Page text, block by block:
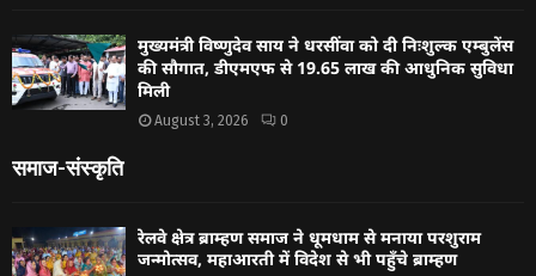
मुख्यमंत्री विष्णुदेव साय ने धरसींवा को दी निःशुल्क एम्बुलेंस
की सौगात, डीएमएफ से 19.65 लाख की आधुनिक सुविधा
मिली
August 3, 2026 0
समाज-संस्कृति
रेलवे क्षेत्र ब्राम्हण समाज ने धूमधाम से मनाया परशुराम
जन्मोत्सव, महाआरती में विदेश से भी पहुँचे ब्राम्हण